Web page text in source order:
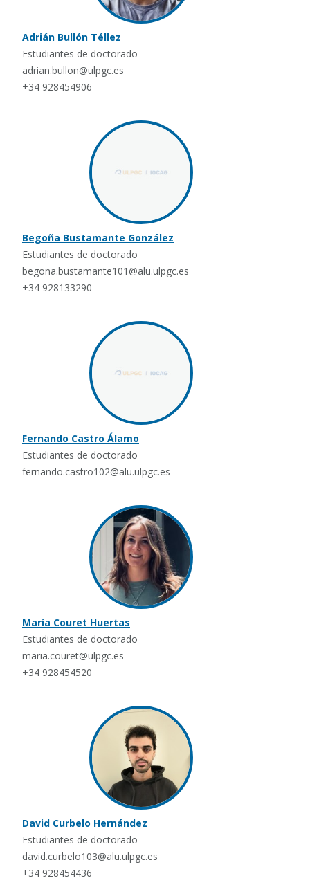
Adrián Bullón Téllez
Estudiantes de doctorado
adrian.bullon@ulpgc.es
+34 928454906
Begoña Bustamante González
Estudiantes de doctorado
begona.bustamante101@alu.ulpgc.es
+34 928133290
Fernando Castro Álamo
Estudiantes de doctorado
fernando.castro102@alu.ulpgc.es
María Couret Huertas
Estudiantes de doctorado
maria.couret@ulpgc.es
+34 928454520
David Curbelo Hernández
Estudiantes de doctorado
david.curbelo103@alu.ulpgc.es
+34 928454436